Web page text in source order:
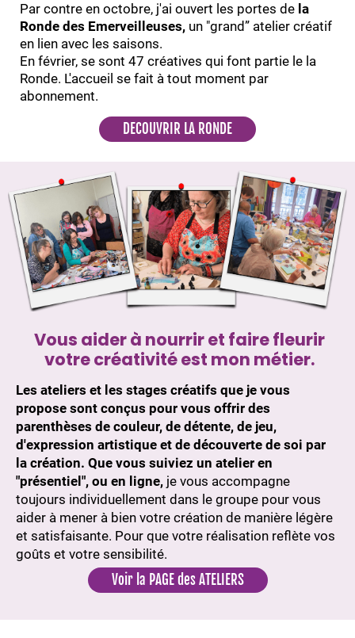
Par contre en octobre, j'ai ouvert les portes de la
Ronde des Emerveilleuses, un "grand” atelier créatif
en lien avec les saisons.
En février, se sont 47 créatives qui font partie le la
Ronde. L'accueil se fait à tout moment par
abonnement.
DECOUVRIR LA RONDE
Vous aider à nourrir et faire fleurir
votre créativité est mon métier.
Les ateliers et les stages créatifs que je vous
propose sont conçus pour vous offrir des
parenthèses de couleur, de détente, de jeu,
d'expression artistique et de découverte de soi par
la création. Que vous suiviez un atelier en
"présentiel", ou en ligne, je vous accompagne
toujours individuellement dans le groupe pour vous
aider à mener à bien votre création de manière légère
et satisfaisante. Pour que votre réalisation reflète vos
goûts et votre sensibilité.
Voir la PAGE des ATELIERS